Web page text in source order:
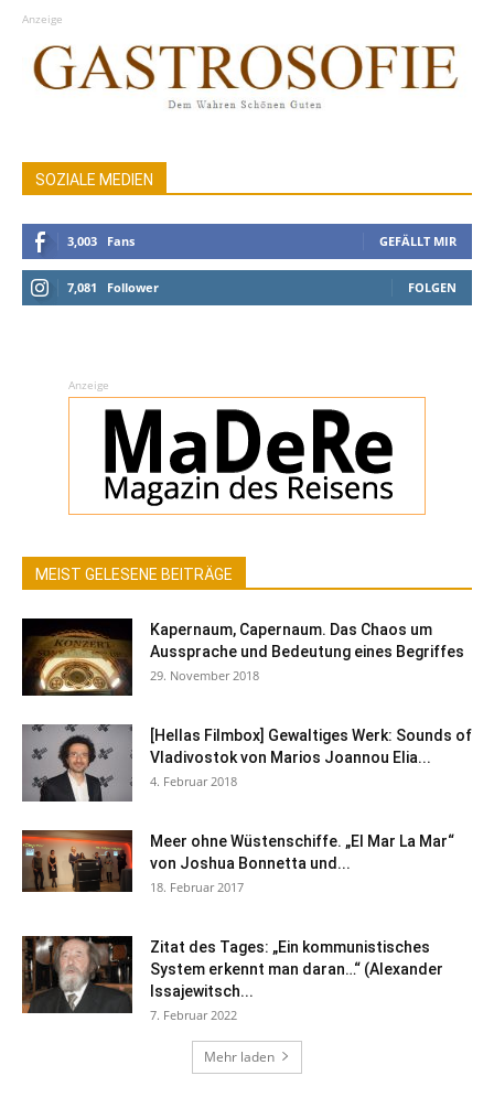
Anzeige
SOZIALE MEDIEN
3,003 Fans GEFÄLLT MIR
7,081 Follower FOLGEN
Anzeige
MEIST GELESENE BEITRÄGE
Kapernaum, Capernaum. Das Chaos um
Aussprache und Bedeutung eines Begriffes
29. November 2018
[Hellas Filmbox] Gewaltiges Werk: Sounds of
Vladivostok von Marios Joannou Elia...
4. Februar 2018
Meer ohne Wüstenschiffe. „El Mar La Mar“
von Joshua Bonnetta und...
18. Februar 2017
Zitat des Tages: „Ein kommunistisches
System erkennt man daran…“ (Alexander
Issajewitsch...
7. Februar 2022
Mehr laden